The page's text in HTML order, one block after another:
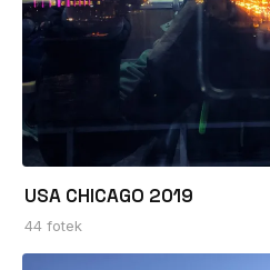
USA CHICAGO 2019
44 fotek